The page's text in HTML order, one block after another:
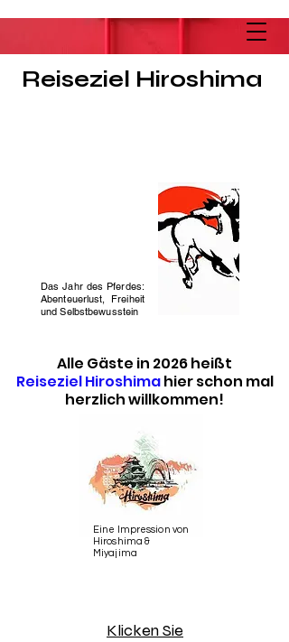
Reiseziel Hiroshima
Alle Gäste in 2026 heißt
Reiseziel Hiroshimahier schon mal
herzlich willkommen!
​Klicken Sie
Eine Impression von
Hiroshima &
Miyajima
Das Jahr des Pferdes:
Abenteuerlust, Freiheit
und Selbstbewusstein